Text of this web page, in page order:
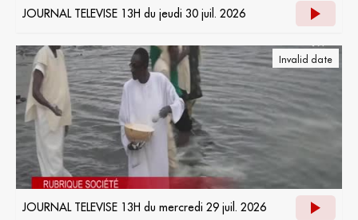
JOURNAL TELEVISE 13H du jeudi 30 juil. 2026
Invalid date
JOURNAL TELEVISE 13H du mercredi 29 juil. 2026